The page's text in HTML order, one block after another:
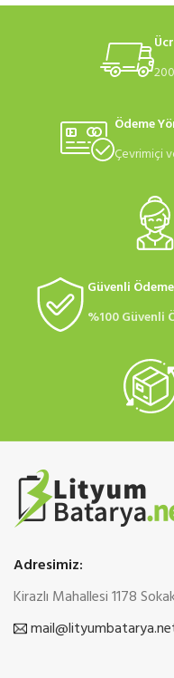
Ödeme
Çevrimiçi
Güvenli Ödeme
%100 Güvenli
Adresimiz:
Kirazlı Mahallesi 1178